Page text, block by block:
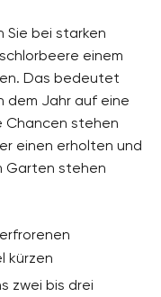
Sie bei starken
einem
Das bedeutet
dem Jahr auf eine
Chancen stehen
einen erholten und
Garten stehen
kürzen
zwei bis drei